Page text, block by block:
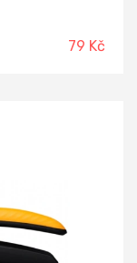
79 Kč